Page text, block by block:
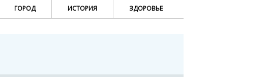
ГОРОД ИСТОРИЯ ЗДОРОВЬЕ